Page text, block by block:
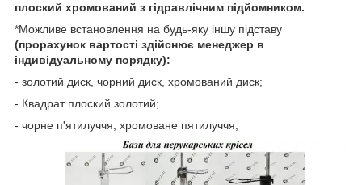
плоский хромований з гідравлічним підйомником.
*Можливе встановлення на будь-яку іншу підставу
(прорахунок вартості здійснює менеджер в
індивідуальному порядку):
- золотий диск, чорний диск, хромований диск;
- Квадрат плоский золотий;
- чорне п'ятилуччя, хромоване пятилуччя;